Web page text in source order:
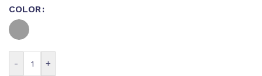
COLOR
- +